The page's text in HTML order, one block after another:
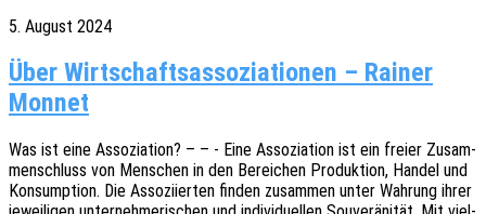
5. August 2024
Über Wirtschaftsassoziationen – Rainer
Monnet
Was ist eine Asso­zia­ti­on? – – - Eine Asso­zia­ti­on ist ein freier Zusam­
men­schluss von Menschen in den Berei­chen Produk­ti­on, Handel und
Konsump­ti­on. Die Asso­zi­ier­ten finden zusam­men unter Wahrung ihrer